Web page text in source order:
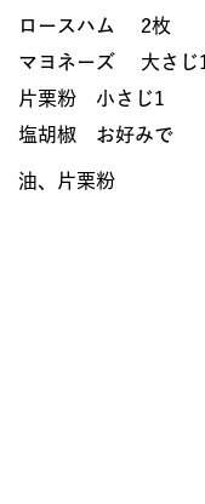
ロースハム 2枚
マヨネーズ 大さじ1
片栗粉 小さじ1
塩胡椒 お好みで
油、片栗粉